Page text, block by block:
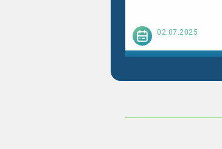
02.07.2025